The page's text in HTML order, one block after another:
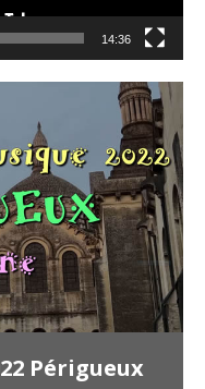
14:36
Périgueux